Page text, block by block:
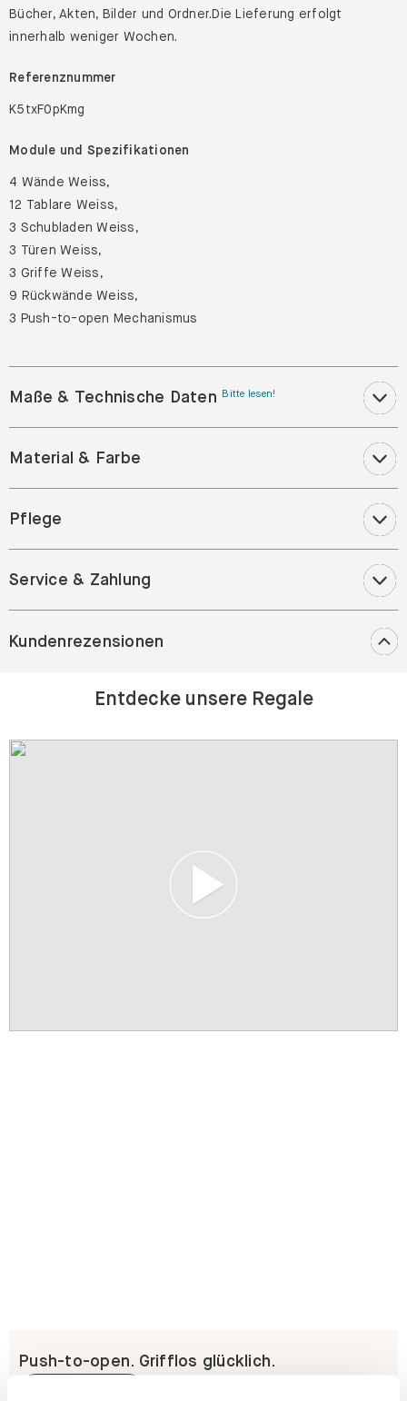
Bücher, Akten, Bilder und Ordner.Die Lieferung erfolgt
innerhalb weniger Wochen.
Referenznummer
K5txF0pKmg
Module und Spezifikationen
4 Wände Weiss,
12 Tablare Weiss,
3 Schubladen Weiss,
3 Türen Weiss,
3 Griffe Weiss,
9 Rückwände Weiss,
3 Push-to-open Mechanismus
Maße & Technische Daten Bitte lesen!
Material & Farbe
Pflege
Service & Zahlung
Kundenrezensionen
Entdecke unsere Regale
Push-to-open. Grifflos glücklich.